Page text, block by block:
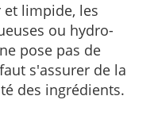
et limpide, les
ou hydro-
pose pas de
s'assurer de la
des ingrédients.